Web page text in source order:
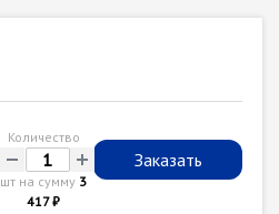
Количество
- +
шт на сумму 3
417 ₽
Заказать